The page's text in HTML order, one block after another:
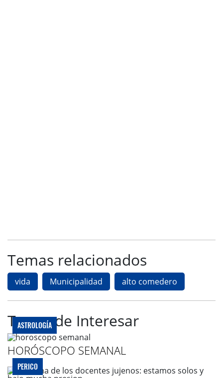
Temas relacionados
vida Municipalidad alto comedero
Te puede Interesar
ASTROLOGÍA
HORÓSCOPO SEMANAL
PERICO